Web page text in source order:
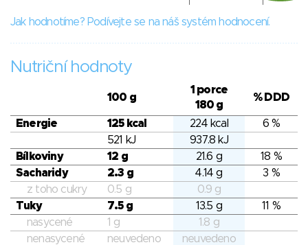
Jak hodnotíme? Podívejte se na náš systém hodnocení.
Nutriční hodnoty
100 g
1 porce
180 g
% DDD
Energie 125 kcal 224 kcal
6 %
521 kJ
937.8 kJ
Bílkoviny
12 g 21.6 g
18 %
Sacharidy
2.3 g 4.14 g
3 %
z toho cukry
0.5 g
0.9 g
Tuky
7.5 g 13.5 g
11 %
nasycené
1 g
1.8 g
nenasycené
neuvedeno
neuvedeno